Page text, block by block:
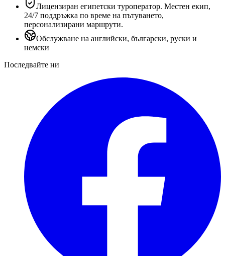
Лицензиран египетски туроператор. Местен екип,
24/7 поддръжка по време на пътуването,
персонализирани маршрути.
Обслужване на английски, български, руски и
немски
Последвайте ни